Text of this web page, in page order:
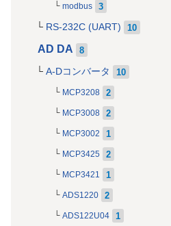
modbus 3
RS-232C (UART) 10
AD DA 8
A-Dコンバータ 10
MCP3208 2
MCP3008 2
MCP3002 1
MCP3425 2
MCP3421 1
ADS1220 2
ADS122U04 1